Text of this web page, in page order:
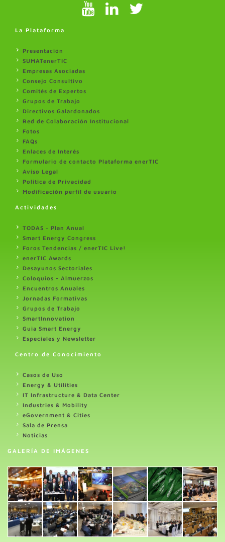
La Plataforma
Presentación
SUMATenerTIC
Empresas Asociadas
Consejo Consultivo
Comités de Expertos
Grupos de Trabajo
Directivos Galardonados
Red de Colaboración Institucional
Fotos
FAQs
Enlaces de Interés
Formulario de contacto Plataforma enerTIC
Aviso Legal
Politica de Privacidad
Modificación perfil de usuario
Actividades
TODAS - Plan Anual
Smart Energy Congress
Foros Tendencias / enerTIC Live!
enerTIC Awards
Desayunos Sectoriales
Coloquios - Almuerzos
Encuentros Anuales
Jornadas Formativas
Grupos de Trabajo
SmartInnovation
Guia Smart Energy
Especiales y Newsletter
Centro de Conocimiento
Casos de Uso
Energy & Utilities
IT Infrastructure & Data Center
Industries & Mobility
eGovernment & Cities
Sala de Prensa
Noticias
GALERÍA DE IMÁGENES